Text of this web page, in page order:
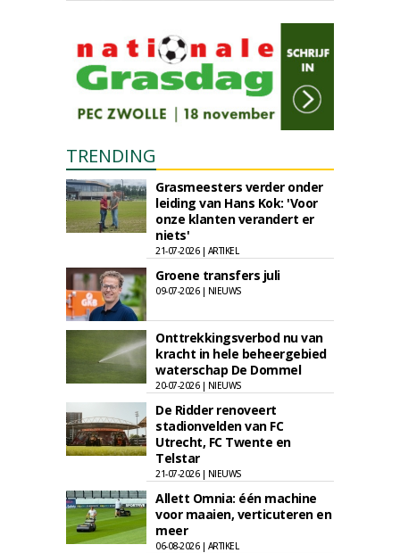
TRENDING
Grasmeesters verder onder
leiding van Hans Kok: 'Voor
onze klanten verandert er
niets'
21-07-2026 | ARTIKEL
Groene transfers juli
09-07-2026 | NIEUWS
Onttrekkingsverbod nu van
kracht in hele beheergebied
waterschap De Dommel
20-07-2026 | NIEUWS
De Ridder renoveert
stadionvelden van FC
Utrecht, FC Twente en
Telstar
21-07-2026 | NIEUWS
Allett Omnia: één machine
voor maaien, verticuteren en
meer
06-08-2026 | ARTIKEL